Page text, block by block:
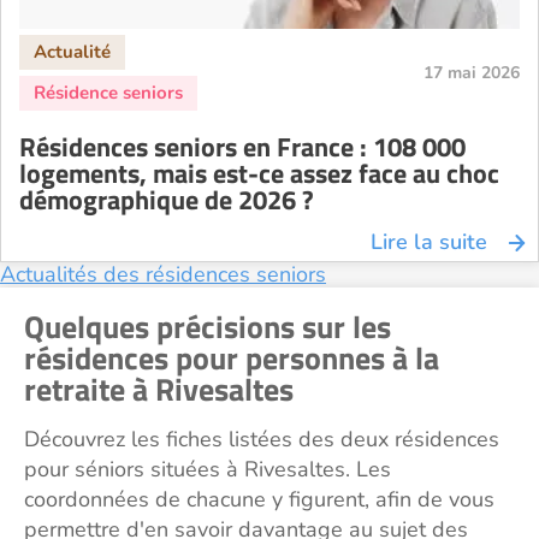
17 mai 2026
Résidences seniors en France : 108 000
logements, mais est-ce assez face au choc
démographique de 2026 ?
Lire la suite
Actualités des résidences seniors
Quelques précisions sur les
résidences pour personnes à la
retraite à Rivesaltes
Découvrez les fiches listées des deux résidences
pour séniors situées à Rivesaltes. Les
coordonnées de chacune y figurent, afin de vous
permettre d'en savoir davantage au sujet des